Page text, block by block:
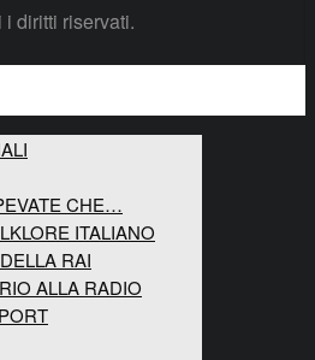
diritti riservati.
CHE…
ITALIANO
RAI
ALLA RADIO